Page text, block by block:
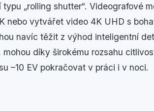
typu „rolling shutter“. Videografové
nebo vytvářet video 4K UHD s
navíc těžit z výhod inteligentní
mohou díky širokému rozsahu
–10 EV pokračovat v práci i v noci.